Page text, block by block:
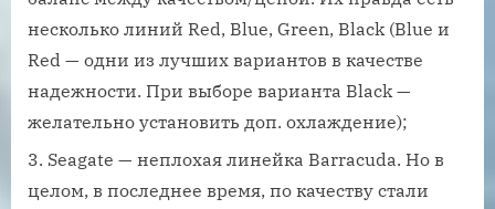
несколько линий Red, Blue, Green, Black (Blue и
Red — одни из лучших вариантов в качестве
надежности. При выборе варианта Black —
желательно установить доп. охлаждение);
Seagate — неплохая линейка Barracuda. Но в
целом, в последнее время, по качеству стали